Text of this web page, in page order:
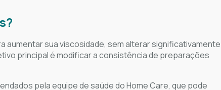
aumentar sua viscosidade, sem alterar significativamente
principal é modificar a consistência de preparações
pela equipe de saúde do Home Care, que pode